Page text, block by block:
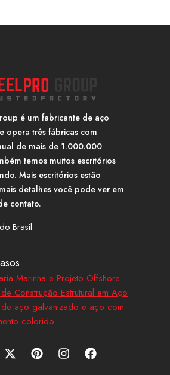
é um fabricante de aço
opera três fábricas com
de mais de 1.000.000
temos muitos escritórios
Mais escritórios estão
detalhes você pode ver em
contato.
Brasil
Marinha e Projeto Offshore
Construção Estrutural em Aço
aço galvanizado e aço com
colorido
X
-
P
i
I
n
F
a